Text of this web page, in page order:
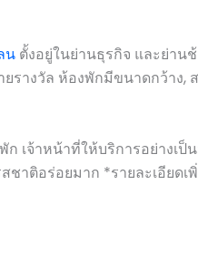
นตั้งอยู่ในย่านธุรกิจ และย่าน
ยรางวัล ห้องพักมีขนาดกว้าง
เจ้าหน้าที่ให้บริการอย่างเป็
าติอร่อยมาก *รายละเอียดเ